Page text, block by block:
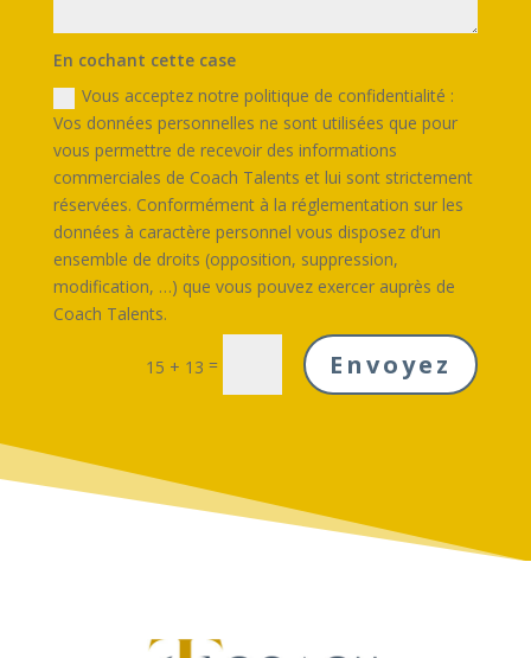
En cochant cette case
Vous acceptez notre politique de confidentialité :
Vos données personnelles ne sont utilisées que pour
vous permettre de recevoir des informations
commerciales de Coach Talents et lui sont strictement
réservées. Conformément à la réglementation sur les
données à caractère personnel vous disposez d’un
ensemble de droits (opposition, suppression,
modification, …) que vous pouvez exercer auprès de
Coach Talents.
15 + 13 = Envoyez